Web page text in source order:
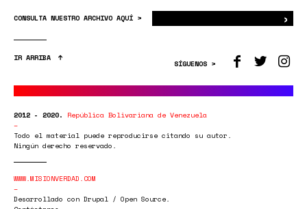
CONSULTA NUESTRO ARCHIVO AQUÍ > ›
IR ARRIBA
SÍGUENOS >
2012 - 2020. República Bolivariana de Venezuela
Todo el material puede reproducirse citando su autor.
Ningún derecho reservado.
WWW.MISIONVERDAD.COM
Desarrollado con Drupal / Open Source.